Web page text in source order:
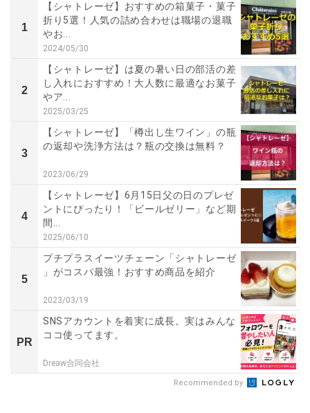
1
【シャトレーゼ】おすすめの箱菓子・菓子
折り5選！人気の詰め合わせは職場の退職
やお...
2024/05/30
2
【シャトレーゼ】は夏の暑い日の部活の差
し入れにおすすめ！大人数に最適なお菓子
やア...
2025/03/25
3
【シャトレーゼ】「樽出し生ワイン」の瓶
の返却や洗浄方法は？瓶の交換は無料？
2023/06/29
4
【シャトレーゼ】6月15日父の日のプレゼ
ントにぴったり！「ビールゼリー」など期
間...
2025/06/10
5
プチプラスイーツチェーン「シャトレーゼ
」がコスパ最強！おすすめ商品を紹介
2023/03/19
PR
SNSアカウントを着実に成長。実はみんな
ココ使ってます。
Dreaw合同会社
Recommended by